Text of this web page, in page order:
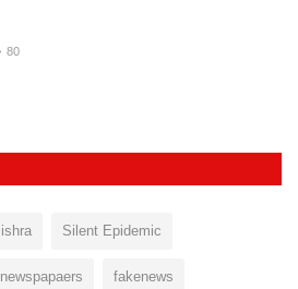
80
Silent Epidemic
newspapaers fakenews